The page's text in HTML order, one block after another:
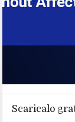
Scaricalo